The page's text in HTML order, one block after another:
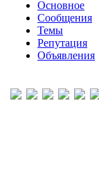
Основное
Сообщения
Темы
Репутация
Объявления